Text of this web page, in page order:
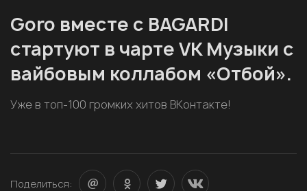
Goro вместе с BAGARDI
стартуют в чарте VK Музыки с
вайбовым коллабом «Отбой».
Уже в топ-100 громких хитов ВКонтакте!
Поделиться: